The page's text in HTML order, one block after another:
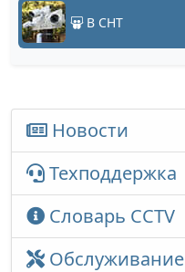
В СНТ
Новости
Техподдержка
Словарь CCTV
Обслуживание